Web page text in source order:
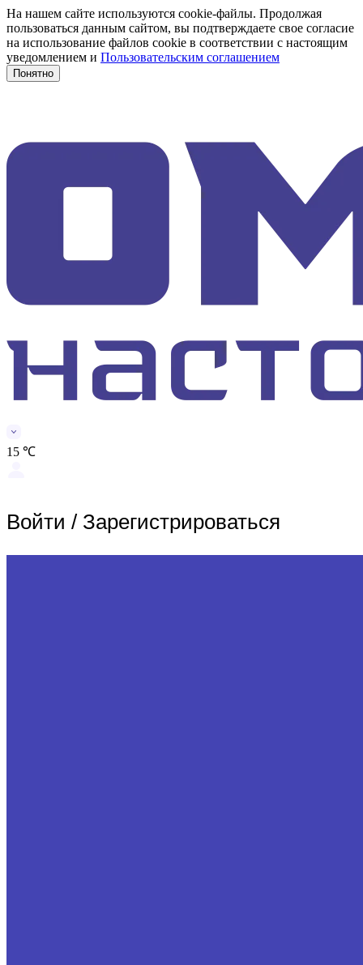
На нашем сайте используются cookie-файлы. Продолжая
пользоваться данным сайтом, вы подтверждаете свое согласие
на использование файлов cookie в соответствии с настоящим
уведомлением и Пользовательским соглашением
Понятно
15 ℃
Войти / Зарегистрироваться